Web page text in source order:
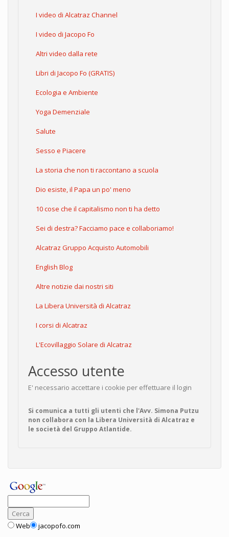
I video di Alcatraz Channel
I video di Jacopo Fo
Altri video dalla rete
Libri di Jacopo Fo (GRATIS)
Ecologia e Ambiente
Yoga Demenziale
Salute
Sesso e Piacere
La storia che non ti raccontano a scuola
Dio esiste, il Papa un po' meno
10 cose che il capitalismo non ti ha detto
Sei di destra? Facciamo pace e collaboriamo!
Alcatraz Gruppo Acquisto Automobili
English Blog
Altre notizie dai nostri siti
La Libera Università di Alcatraz
I corsi di Alcatraz
L'Ecovillaggio Solare di Alcatraz
Accesso utente
E' necessario accettare i cookie per effettuare il login
Si comunica a tutti gli utenti che l'Avv. Simona Putzu
non collabora con la Libera Università di Alcatraz e
le società del Gruppo Atlantide.
Web jacopofo.com